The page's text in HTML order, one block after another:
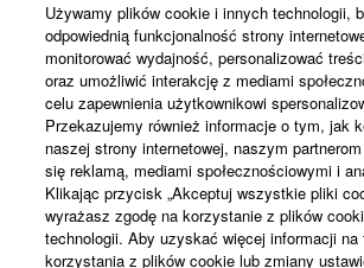
Kompleksowy zestaw funkcji
strumieniowego
Seria DM3 zawiera w kompaktowej
niezbędne do streamingu. Urządzenia
Używamy plików cookie i innych technologii,
odpowiednią funkcjonalność strony
monitorować wydajność, personalizować
oraz umożliwić interakcję z mediami
celu zapewnienia użytkownikowi
Przekazujemy również informacje o tym, jak
naszej strony internetowej, naszym
się reklamą, mediami społecznościowymi i
Klikając przycisk „Akceptuj wszystkie pliki
wyrażasz zgodę na korzystanie z plików
technologii. Aby uzyskać więcej informacji na
korzystania z plików cookie lub zmiany